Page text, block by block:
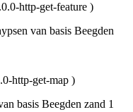
http-get-feature )
van basis Beegden
http-get-map )
basis Beegden zand 1